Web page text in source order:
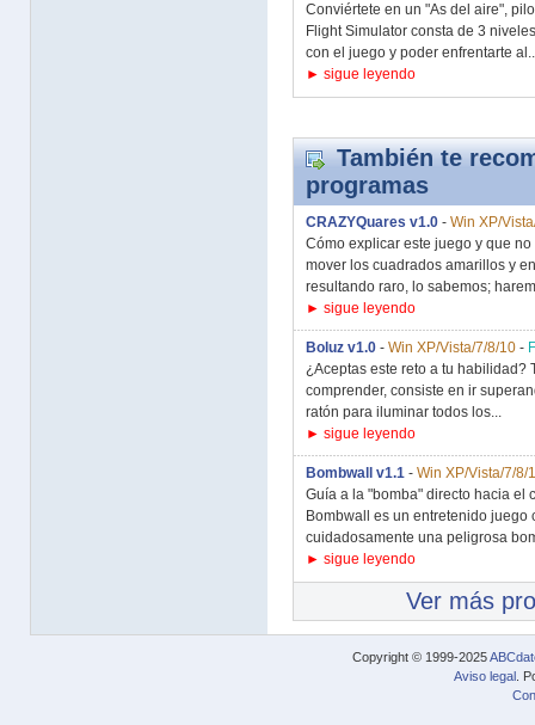
Conviértete en un "As del aire",
Flight Simulator consta de 3
con el juego y poder enfrentarte
► sigue leyendo
También te
programas
CRAZYQuares v1.0 - Win XP/
Cómo explicar este juego y que
mover los cuadrados amarillos y
resultando raro, lo sabemos;
► sigue leyendo
Boluz v1.0 - Win XP/Vista/7/8/10 -
¿Aceptas este reto a tu habilidad?
comprender, consiste en ir
ratón para iluminar todos los...
► sigue leyendo
Bombwall v1.1 - Win XP/Vista/7/8/
Guía a la "bomba" directo hacia el
Bombwall es un entretenido
cuidadosamente una peligrosa
► sigue leyendo
Ver más
Copyright © 1999-2025
Aviso legal .